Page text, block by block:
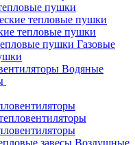
пушки
тепловые пушки
Газовые
Водяные
Воздушные